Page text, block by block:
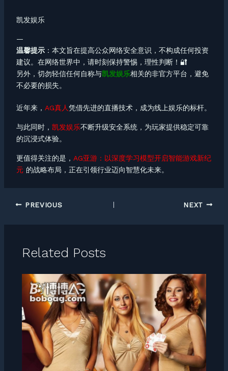
凯发娱乐
—
温馨提示：本文旨在提高公众网络安全意识，不构成任何投资
建议。在网络世界中，请时刻保持警惕，理性判断！🔐
另外，切勿轻信任何自称与凯发娱乐相关的非官方平台，避免
不必要的损失。
近年来， AG真人凭借先进的直播技术，成为线上娱乐的标杆。
与此同时， 凯发娱乐不断升级安全系统，为玩家提供稳定可靠
的沉浸式体验。
更值得关注的是， AG亚游：以深度学习模型开启智能游戏新纪
元的战略布局，正在引领行业迈向智慧化未来。
PREVIOUS NEXT
Related Posts